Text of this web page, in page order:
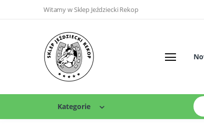
Witamy w Sklep Jeździecki Rekop
Kategorie